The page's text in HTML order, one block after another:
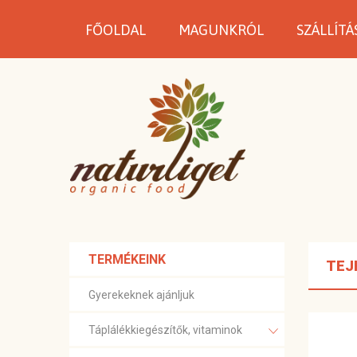
FŐOLDAL MAGUNKRÓL
TERMÉKEINK
Gyerekeknek ajánljuk
Táplálékkiegészítők, vitaminok